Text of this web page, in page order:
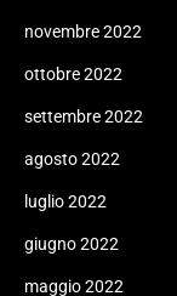
novembre 2022
ottobre 2022
settembre 2022
agosto 2022
luglio 2022
giugno 2022
maggio 2022